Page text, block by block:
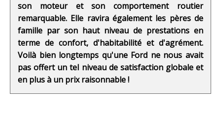
son moteur et son comportement routier
remarquable. Elle ravira également les pères de
famille par son haut niveau de prestations en
terme de confort, d'habitabilité et d'agrément.
Voilà bien longtemps qu'une Ford ne nous avait
pas offert un tel niveau de satisfaction globale et
en plus à un prix raisonnable !